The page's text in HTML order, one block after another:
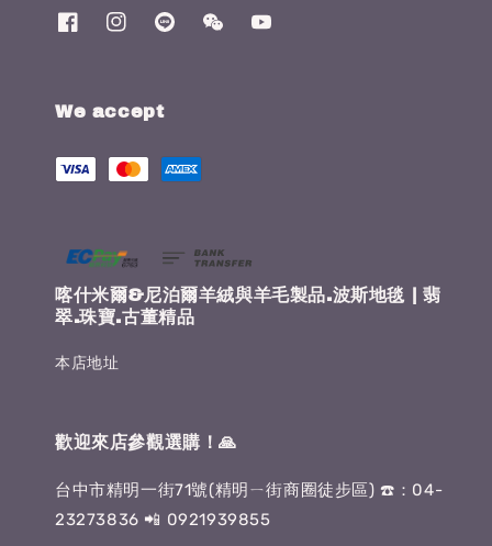
We accept
喀什米爾&尼泊爾羊絨與羊毛製品.波斯地毯 | 翡
翠.珠寶.古董精品
本店地址
歡迎來店參觀選購！🙏
台中市精明一街71號(精明ㄧ街商圈徒步區) ☎️：04-
23273836 📲 0921939855